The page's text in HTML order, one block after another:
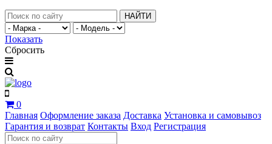
НАЙТИ
Показать
Сбросить
0
Главная Оформление заказа Доставка Установка и самовывоз
Гарантия и возврат Контакты Вход Регистрация